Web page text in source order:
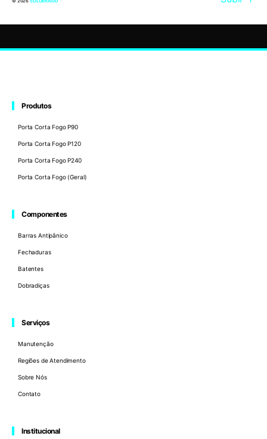
© 2026 SOLOBRASID
Produtos
Porta Corta Fogo P90
Porta Corta Fogo P120
Porta Corta Fogo P240
Porta Corta Fogo (Geral)
Componentes
Barras Antipânico
Fechaduras
Batentes
Dobradiças
Serviços
Manutenção
Regiões de Atendimento
Sobre Nós
Contato
Institucional